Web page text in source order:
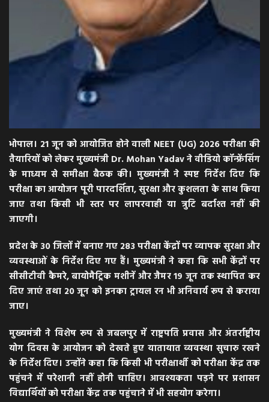
भोपाल। 21 जून को आयोजित होने वाली NEET (UG) 2026 परीक्षा की
तैयारियों को लेकर मुख्यमंत्री Dr. Mohan Yadav ने वीडियो कॉन्फ्रेंसिंग
के माध्यम से समीक्षा बैठक की। मुख्यमंत्री ने स्पष्ट निर्देश दिए कि
परीक्षा का आयोजन पूरी पारदर्शिता, सुरक्षा और कुशलता के साथ किया
जाए तथा किसी भी स्तर पर लापरवाही या त्रुटि बर्दाश्त नहीं की
जाएगी।
प्रदेश के 30 जिलों में बनाए गए 283 परीक्षा केंद्रों पर व्यापक सुरक्षा और
व्यवस्थाओं के निर्देश दिए गए हैं। मुख्यमंत्री ने कहा कि सभी केंद्रों पर
सीसीटीवी कैमरे, बायोमैट्रिक मशीनें और जैमर 19 जून तक स्थापित कर
दिए जाएं तथा 20 जून को इनका ट्रायल रन भी अनिवार्य रूप से कराया
जाए।
मुख्यमंत्री ने विशेष रूप से जबलपुर में राष्ट्रपति प्रवास और अंतर्राष्ट्रीय
योग दिवस के आयोजन को देखते हुए यातायात व्यवस्था सुचारु रखने
के निर्देश दिए। उन्होंने कहा कि किसी भी परीक्षार्थी को परीक्षा केंद्र तक
पहुंचने में परेशानी नहीं होनी चाहिए। आवश्यकता पड़ने पर प्रशासन
विद्यार्थियों को परीक्षा केंद्र तक पहुंचाने में भी सहयोग करेगा।